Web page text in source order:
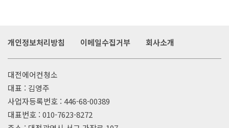
개인정보처리방침 이메일수집거부 회사소개
대전에어컨청소
대표 : 김영주
사업자등록번호 : 446-68-00389
대표번호 : 010-7623-8272